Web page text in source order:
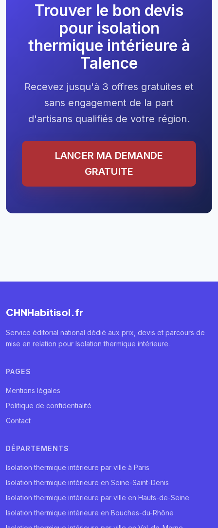
Trouver le bon devis
pour isolation
thermique intérieure à
Talence
Recevez jusqu'à 3 offres gratuites et
sans engagement de la part
d'artisans qualifiés de votre région.
LANCER MA DEMANDE
GRATUITE
CHNHabitisol.fr
Service éditorial national dédié aux prix, devis et parcours de
mise en relation pour Isolation thermique intérieure.
PAGES
Mentions légales
Politique de confidentialité
Contact
DÉPARTEMENTS
Isolation thermique intérieure par ville à Paris
Isolation thermique intérieure en Seine-Saint-Denis
Isolation thermique intérieure par ville en Hauts-de-Seine
Isolation thermique intérieure en Bouches-du-Rhône